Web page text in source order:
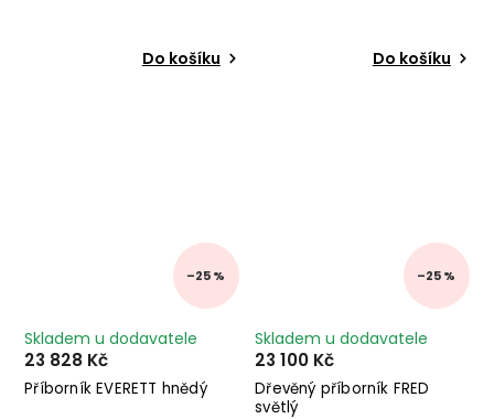
Do košíku Do košíku
–25 %
Příborník EVERETT hnědý
Skladem u dodavatele
23 828 Kč
–25 %
Dřevěný příborník FRED
světlý
Skladem u dodavatele
23 100 Kč